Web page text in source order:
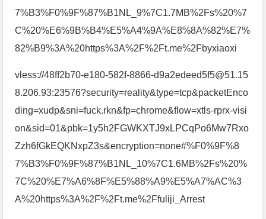
7%B3%F0%9F%87%B1NL_9%7C1.7MB%2Fs%20%7
C%20%E6%9B%B4%E5%A4%9A%E8%8A%82%E7%
82%B9%3A%20https%3A%2F%2Ft.me%2Fbyxiaoxi
vless://48ff2b70-e180-582f-8866-d9a2edeed5f5@51.15
8.206.93:23576?security=reality&type=tcp&packetEnco
ding=xudp&sni=fuck.rkn&fp=chrome&flow=xtls-rprx-visi
on&sid=01&pbk=1y5h2FGWKXTJ9xLPCqPo6Mw7Rxo
Zzh6fGkEQKNxpZ3s&encryption=none#%F0%9F%8
7%B3%F0%9F%87%B1NL_10%7C1.6MB%2Fs%20%
7C%20%E7%A6%8F%E5%88%A9%E5%A7%AC%3
A%20https%3A%2F%2Ft.me%2Ffuliji_Arrest